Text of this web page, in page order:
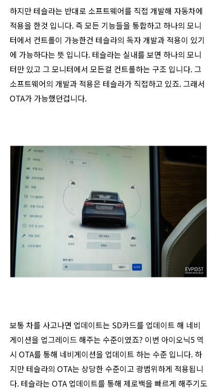
하지만 테슬라는 반대로 소프트웨어를 직접 개발해 자동차에
적용을 한것 입니다. 즉 모든 기능들을 통합하고 하나의 모니
터에서 컨트롤이 가능한건 테슬라의 독자 개발과 적용이 있기
에 가능하다는 뜻 입니다. 테슬라는 실내를 보면 하나의 모니
터만 있고 그 모니터에서 모든걸 컨트롤하는 구조 입니다. 그
소프트웨어의 개발과 적용은 테슬라가 직접하고 있죠. 그래서
OTA가 가능했던겁니다.
보통 차를 사고나면 업데이트는 SD카드를 업데이트 해 네비
게이션을 업그레이드 해주는 수준이였죠? 이번 아이오닉5 역
시 OTA를 통해 네비게이션을 업데이트 하는 수준 입니다. 하
지만 테슬라의 OTA는 상당한 수준이고 광범위하게 적용됩니
다. 테슬라는 OTA 업데이트를 통해 제로백을 빠르게 해주기도